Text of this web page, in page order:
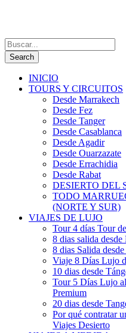
INICIO
TOURS Y CIRCUITOS
Desde Marrakech
Desde Fez
Desde Tanger
Desde Casablanca
Desde Agadir
Desde Ouarzazate
Desde Errachidia
Desde Rabat
DESIERTO DEL
TODO
(NORTE Y SUR)
VIAJES DE LUJO
Tour 4 días Tour
8 dias salida
8 dias Salida
Viaje 8 Días Lujo
10 dias desde
Tour 5 Días Lujo
Premium
20 dias desde
Por qué contratar
Viajes Desierto